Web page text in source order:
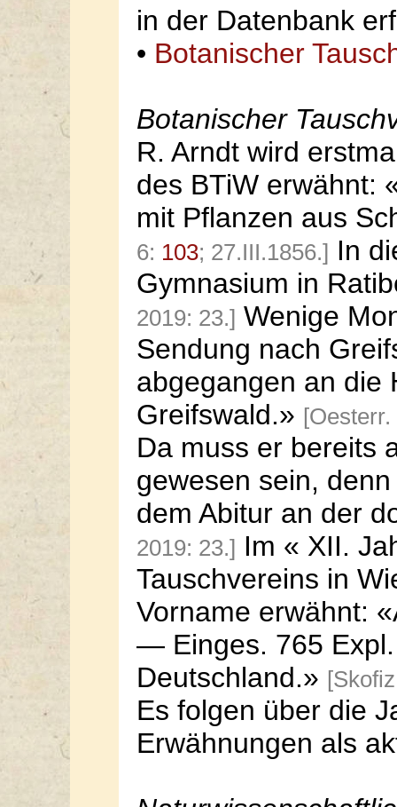
in der Datenbank
• Botanischer
Botanischer
R. Arndt wird
des BTiW erwähnt:
mit Pflanzen aus
6: 103; 27.III.1856.] In
Gymnasium in
2019: 23.] Wenige
Sendung nach
abgegangen an die
Greifswald.»
Da muss er bereits
gewesen sein,
dem Abitur an der
2019: 23.] Im « XII.
Tauschvereins in
Vorname erwähnt:
— Einges. 765
Deutschland.»
Es folgen über die
Erwähnungen als